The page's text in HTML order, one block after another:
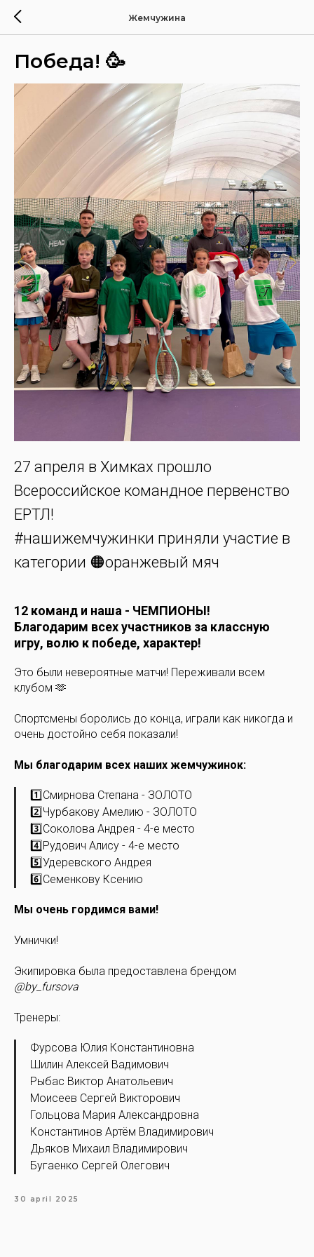
Жемчужина
Победа! 🥳
27 апреля в Химках прошло
Всероссийское командное первенство
ЕРТЛ!
#нашижемчужинки приняли участие в
категории 🟠оранжевый мяч
12 команд и наша - ЧЕМПИОНЫ!
Благодарим всех участников за классную
игру, волю к победе, характер!
Это были невероятные матчи! Переживали всем
клубом 🫶
Спортсмены боролись до конца, играли как никогда и
очень достойно себя показали!
Мы благодарим всех наших жемчужинок:
1️⃣Смирнова Степана - ЗОЛОТО
2️⃣Чурбакову Амелию - ЗОЛОТО
3️⃣Соколова Андрея - 4-е место
4️⃣Рудович Алису - 4-е место
5️⃣Удеревского Андрея
6️⃣Семенкову Ксению
Мы очень гордимся вами!
Умнички!
Экипировка была предоставлена брендом
@by_fursova
Тренеры:
Фурсова Юлия Константиновна
Шилин Алексей Вадимович
Рыбас Виктор Анатольевич
Моисеев Сергей Викторович
Гольцова Мария Александровна
Константинов Артём Владимирович
Дьяков Михаил Владимирович
Бугаенко Сергей Олегович
30 april 2025